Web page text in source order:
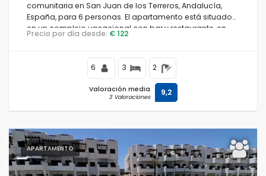
comunitaria en San Juan de los Terreros, Andalucía,
España, para 6 personas. El apartamento está situado
en un complejo vacacional con bar y restaurante, en
una zona costera y montañosa, cerca de
Precio por día desde: € 122
6 3 2
Valoración media
3 Valoraciones 9,2
APARTAMENTO